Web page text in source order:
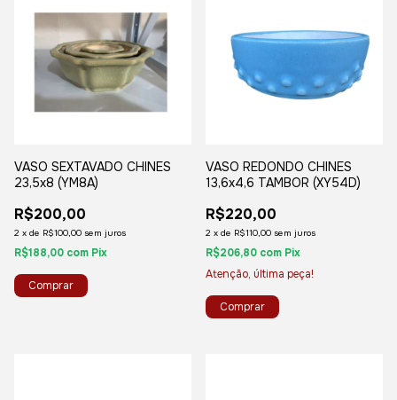
VASO SEXTAVADO CHINES
23,5x8 (YM8A)
R$200,00
2 x de R$100,00 sem juros
R$188,00 com Pix
VASO REDONDO CHINES
13,6x4,6 TAMBOR (XY54D)
R$220,00
2 x de R$110,00 sem juros
R$206,80 com Pix
Atenção, última peça!